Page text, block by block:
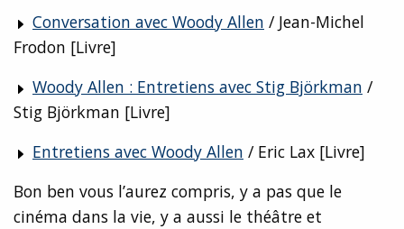
Conversation avec Woody Allen / Jean-Michel
Frodon [Livre]
Woody Allen : Entretiens avec Stig Björkman /
Stig Björkman [Livre]
Entretiens avec Woody Allen / Eric Lax [Livre]
Bon ben vous l’aurez compris, y a pas que le
cinéma dans la vie, y a aussi le théâtre et